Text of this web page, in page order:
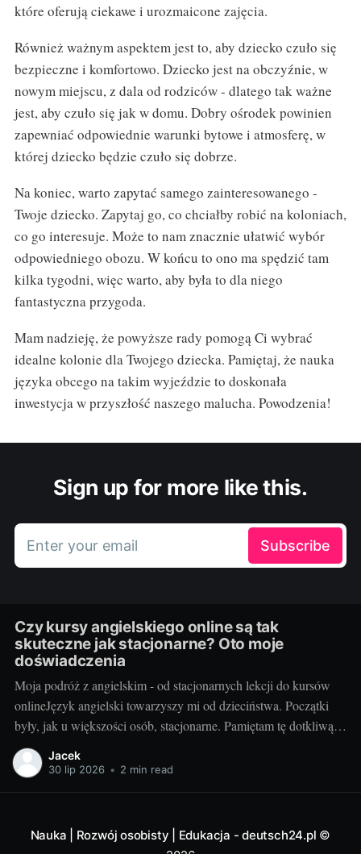
które oferują ciekawe i urozmaicone zajęcia.
Również ważnym aspektem jest to, aby dziecko czuło się
bezpieczne i komfortowo. Dziecko jest na obczyźnie, w
nowym miejscu, z dala od rodziców - dlatego tak ważne
jest, aby czuło się jak w domu. Dobry ośrodek powinien
zapewniać odpowiednie warunki bytowe i atmosferę, w
której dziecko będzie czuło się dobrze.
Na koniec, warto zapytać samego zainteresowanego -
Twoje dziecko. Zapytaj go, co chciałby robić na koloniach,
co go interesuje. Może to nam znacznie ułatwić wybór
odpowiedniego obozu. W końcu to ono ma spędzić tam
kilka tygodni, więc warto, aby była to dla niego
fantastyczna przygoda.
Mam nadzieję, że powyższe rady pomogą Ci wybrać
idealne kolonie dla Twojego dziecka. Pamiętaj, że nauka
języka obcego na takim wyjeździe to doskonała
inwestycja w przyszłość naszego malucha. Powodzenia!
Sign up for more like this.
Enter your email Subscribe
Czy kursy angielskiego online są tak
skuteczne jak stacjonarne? Oto moje
doświadczenia
Moja podróż z angielskim - od stacjonarnych lekcji do kursów
onlineJęzyk angielski towarzyszy mi od dzieciństwa. Początki
były, jak u większości osób, stacjonarne. Pamiętam tę dotkliwą
niechęć do porannego wstawania, pendolowania do szkoły i
powrotów w gorszym nastroju, niż w momencie wyjścia.
Jacek
30 lip 2026 • 2 min read
Nauka | Rozwój osobisty | Edukacja - deutsch24.pl ©